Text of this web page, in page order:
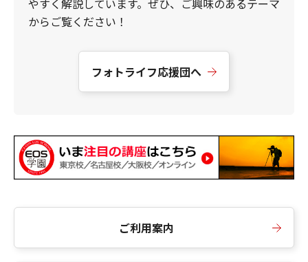
やすく解説しています。ぜひ、ご興味のあるテーマ
からご覧ください！
フォトライフ応援団へ
ご利用案内